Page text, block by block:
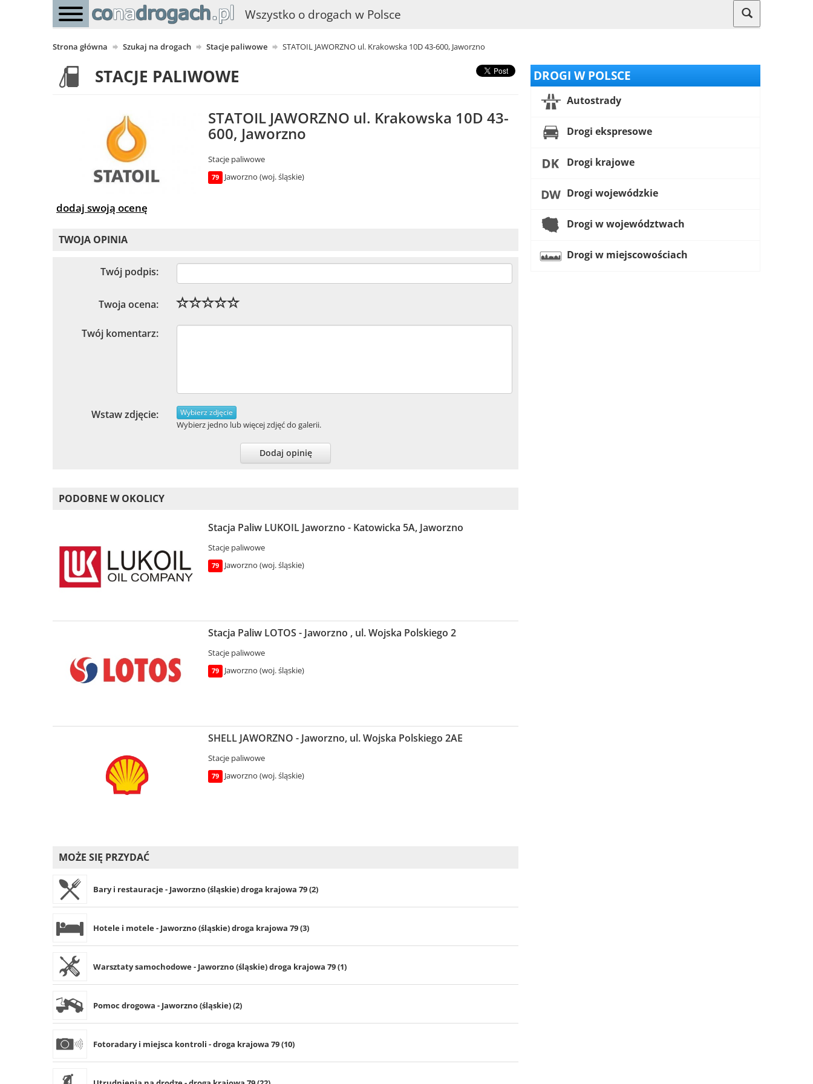
Wszystko o drogach w Polsce
Strona główna Szukaj na drogach Stacje paliwowe STATOIL JAWORZNO ul. Krakowska 10D 43-600, Jaworzno
STACJE PALIWOWE
STATOIL JAWORZNO ul. Krakowska 10D 43-
600, Jaworzno
Stacje paliwowe
79 Jaworzno (woj. śląskie)
dodaj swoją ocenę
TWOJA OPINIA
Twój podpis:
Twoja ocena:
Twój komentarz:
Wstaw zdjęcie: Wybierz zdjęcie
Wybierz jedno lub więcej zdjęć do galerii.
Dodaj opinię
PODOBNE W OKOLICY
Stacja Paliw LUKOIL Jaworzno - Katowicka 5A, Jaworzno
Stacje paliwowe
79 Jaworzno (woj. śląskie)
Stacja Paliw LOTOS - Jaworzno , ul. Wojska Polskiego 2
Stacje paliwowe
79 Jaworzno (woj. śląskie)
SHELL JAWORZNO - Jaworzno, ul. Wojska Polskiego 2AE
Stacje paliwowe
79 Jaworzno (woj. śląskie)
MOŻE SIĘ PRZYDAĆ
Bary i restauracje - Jaworzno (śląskie) droga krajowa 79 (2)
Hotele i motele - Jaworzno (śląskie) droga krajowa 79 (3)
Warsztaty samochodowe - Jaworzno (śląskie) droga krajowa 79 (1)
Pomoc drogowa - Jaworzno (śląskie) (2)
Fotoradary i miejsca kontroli - droga krajowa 79 (10)
DROGI W POLSCE
Autostrady
Drogi ekspresowe
Drogi krajowe
Drogi wojewódzkie
Drogi w województwach
Drogi w miejscowościach